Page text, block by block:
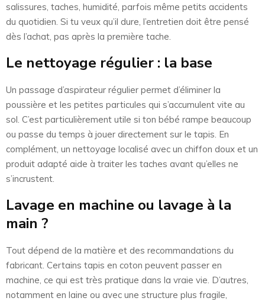
salissures, taches, humidité, parfois même petits accidents
du quotidien. Si tu veux qu’il dure, l’entretien doit être pensé
dès l’achat, pas après la première tache.
Le nettoyage régulier : la base
Un passage d’aspirateur régulier permet d’éliminer la
poussière et les petites particules qui s’accumulent vite au
sol. C’est particulièrement utile si ton bébé rampe beaucoup
ou passe du temps à jouer directement sur le tapis. En
complément, un nettoyage localisé avec un chiffon doux et un
produit adapté aide à traiter les taches avant qu’elles ne
s’incrustent.
Lavage en machine ou lavage à la
main ?
Tout dépend de la matière et des recommandations du
fabricant. Certains tapis en coton peuvent passer en
machine, ce qui est très pratique dans la vraie vie. D’autres,
notamment en laine ou avec une structure plus fragile,